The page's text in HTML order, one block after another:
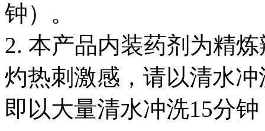
钟）。
2. 本产品内装药剂为精
灼热刺激感，请以清水
即以大量清水冲洗15分钟